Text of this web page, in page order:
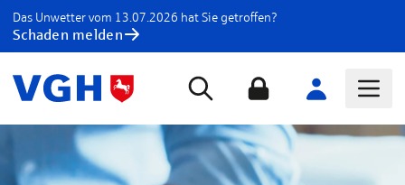
Das Unwetter vom 13.07.2026 hat Sie getroffen?
Schaden melden